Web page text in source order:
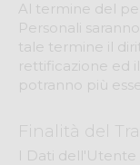
Al termine del
Personali
tale termine il
rettificazione ed
potranno più
Finalità del
I Dati dell'Utente